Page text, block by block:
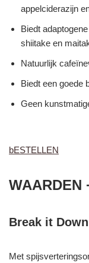
appelciderazijn
Biedt
shiitake en
Natuurlijk
Biedt een goede
Geen
bESTELLEN
WAARDEN
Break it Down
Met